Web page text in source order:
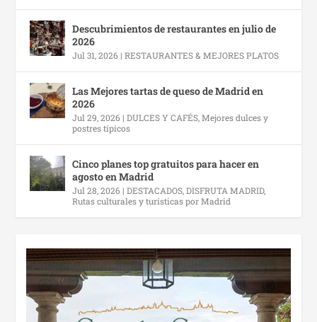
Descubrimientos de restaurantes en julio de
2026
Jul 31, 2026 |RESTAURANTES & MEJORES PLATOS
Las Mejores tartas de queso de Madrid en
2026
Jul 29, 2026 |DULCES Y CAFÉS,Mejores dulces y
postres típicos
Cinco planes top gratuitos para hacer en
agosto en Madrid
Jul 28, 2026 |DESTACADOS,DISFRUTA MADRID,
Rutas culturales y turísticas por Madrid